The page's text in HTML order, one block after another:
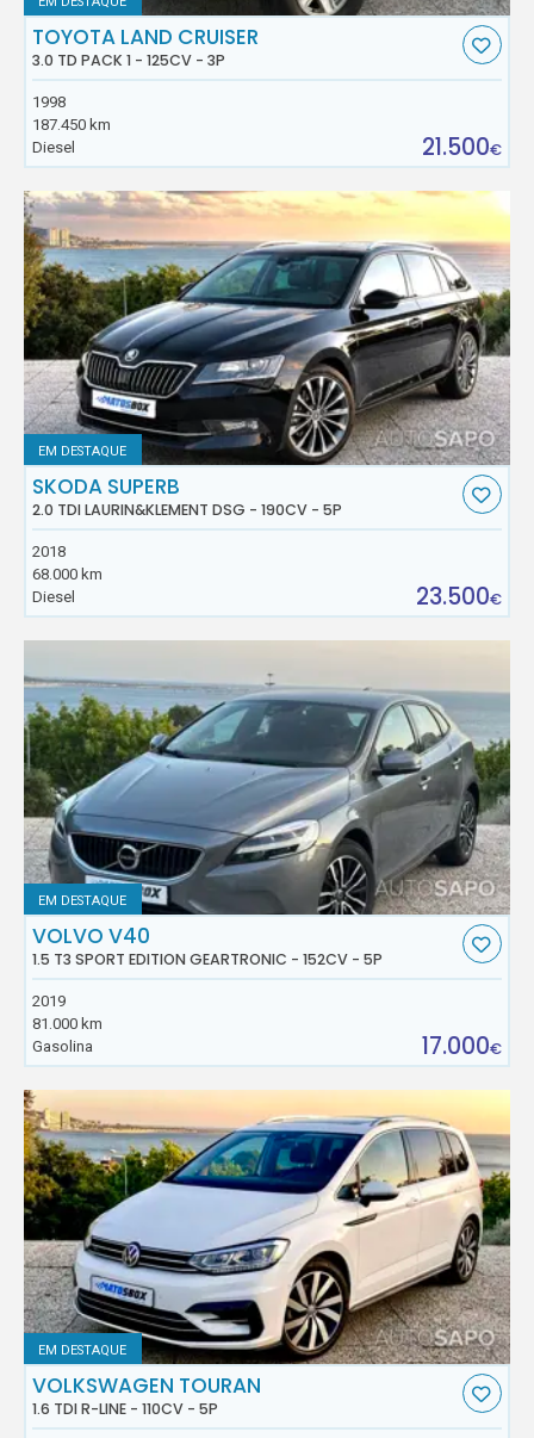
TOYOTA LAND CRUISER
3.0 TD PACK 1 - 125CV - 3P
1998
187.450 km
Diesel
21.500€
EM DESTAQUE
SKODA SUPERB
2.0 TDI LAURIN&KLEMENT DSG - 190CV - 5P
2018
68.000 km
Diesel
23.500€
EM DESTAQUE
VOLVO V40
1.5 T3 SPORT EDITION GEARTRONIC - 152CV - 5P
2019
81.000 km
Gasolina
17.000€
EM DESTAQUE
VOLKSWAGEN TOURAN
1.6 TDI R-LINE - 110CV - 5P